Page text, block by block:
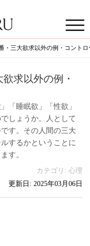
・三大欲求以外の例・コント
求以外の例・
「睡眠欲」「性欲」
しょうか。人として
す。その人間の三大
するかということに
す。
カテゴリ: 心理
更新日: 2025年03月06日